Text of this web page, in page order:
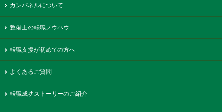
カンパネルについて
整備士の転職ノウハウ
転職支援が初めての方へ
よくあるご質問
転職成功ストーリーのご紹介